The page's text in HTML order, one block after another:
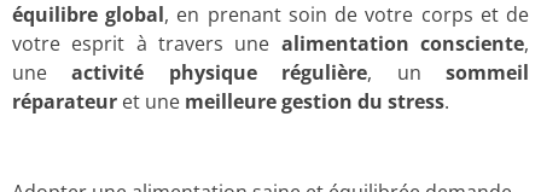
équilibre global, en prenant soin de votre corps et de
votre esprit à travers une alimentation consciente,
uneactivité physique régulière, unsommeil
réparateur et une meilleure gestion du stress.